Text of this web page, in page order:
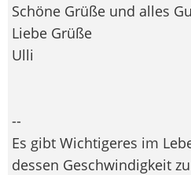
Schöne Grüße und alles
Liebe Grüße
Ulli
--
Es gibt Wichtigeres im
dessen Geschwindigkeit